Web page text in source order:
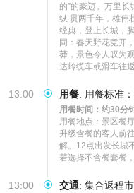
的”的豪迈。万里长
纵 贯两千年，雄伟
经典，登上长城，
同：春天野花竞开
莽，景色令人叹为
达岭缆车或滑车往
13:00 用餐: 用餐标准
用餐时间：约30分
用餐地点：景区餐
升级含餐的客人前
解。12点出发长城
若选择不含餐套餐
13:00 交通: 集合返程